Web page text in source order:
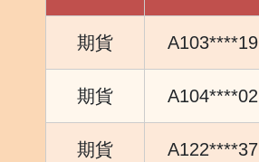
期貨 A103****19
期貨 A104****02
期貨 A122****37